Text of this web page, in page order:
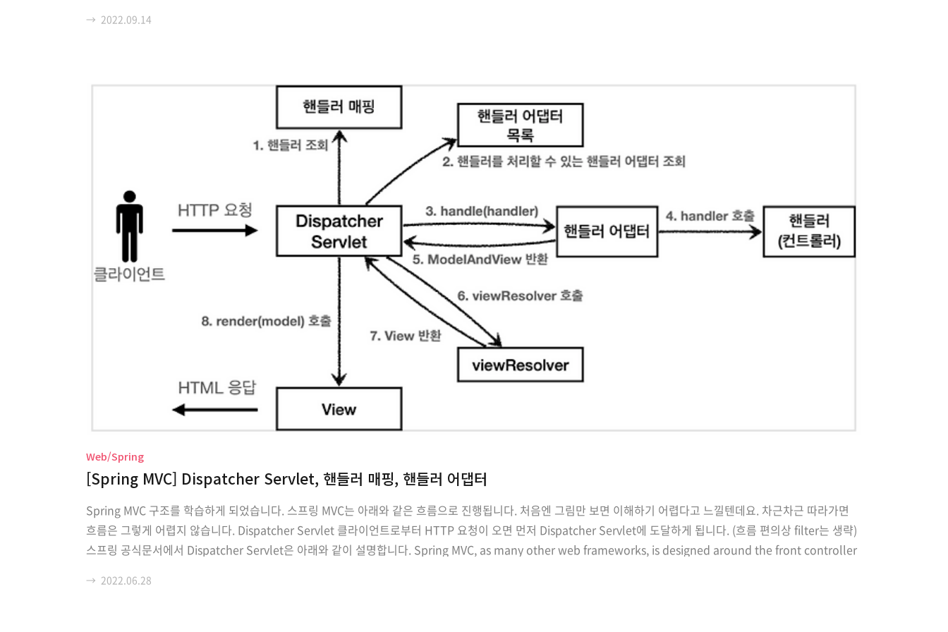
ogin 요청에 로그인 페이지를 보여준다...
→ 2022.09.14
Web/Spring
[Spring MVC] Dispatcher Servlet, 핸들러 매핑, 핸들러 어댑터
Spring MVC 구조를 학습하게 되었습니다. 스프링 MVC는 아래와 같은 흐름으로 진행됩니다. 처음엔 그림만 보면 이해하기 어렵다고 느낄텐데요. 차근차근 따라가면
흐름은 그렇게 어렵지 않습니다. Dispatcher Servlet 클라이언트로부터 HTTP 요청이 오면 먼저 Dispatcher Servlet에 도달하게 됩니다. (흐름 편의상 filter는 생략)
스프링 공식문서에서 Dispatcher Servlet은 아래와 같이 설명합니다. Spring MVC, as many other web frameworks, is designed around the front controller
→ 2022.06.28